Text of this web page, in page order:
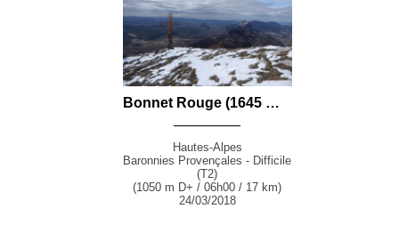
Bonnet Rouge (1645 m) et Serre de la Bouisse (1634 m) par la Viste et la Coucoule depuis l'Épine
Hautes-Alpes
Baronnies Provençales - Difficile
(T2)
(1050 m D+ / 06h00 / 17 km)
24/03/2018